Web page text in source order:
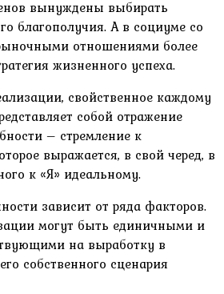
вынуждены выбирать
благополучия. А в социуме со
отношениями более
жизненного успеха.
свойственное каждому
собой отражение
– стремление к
выражается, в свой черед, в
к «Я» идеальному.
зависит от ряда факторов.
могут быть единичными и
на выработку в
собственного сценария